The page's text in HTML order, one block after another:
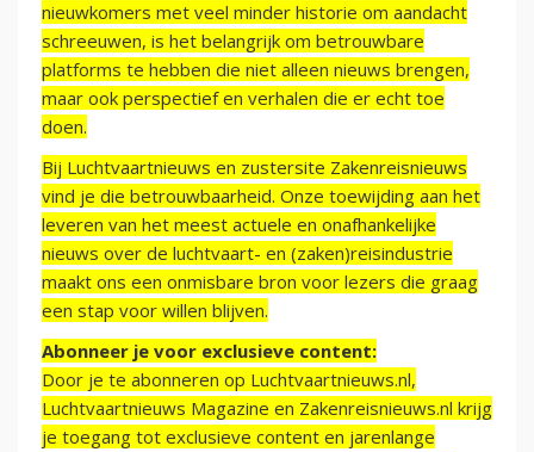
nieuwkomers met veel minder historie om aandacht
schreeuwen, is het belangrijk om betrouwbare
platforms te hebben die niet alleen nieuws brengen,
maar ook perspectief en verhalen die er echt toe
doen.
Bij Luchtvaartnieuws en zustersite Zakenreisnieuws
vind je die betrouwbaarheid. Onze toewijding aan het
leveren van het meest actuele en onafhankelijke
nieuws over de luchtvaart- en (zaken)reisindustrie
maakt ons een onmisbare bron voor lezers die graag
een stap voor willen blijven.
Abonneer je voor exclusieve content:
Door je te abonneren op Luchtvaartnieuws.nl,
Luchtvaartnieuws Magazine en Zakenreisnieuws.nl krijg
je toegang tot exclusieve content en jarenlange